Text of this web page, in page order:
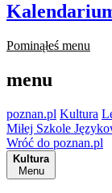
Pominąłeś menu
menu
poznan.pl Kultura
Miłej Szkole
Wróć do poznan.pl
Kultura
Menu